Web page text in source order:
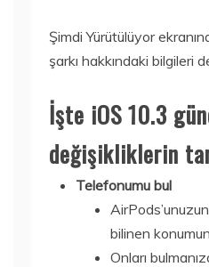
Şimdi Yürütülüyor
şarkı hakkındaki bilgileri
İşte iOS 10.3
değişikliklerin
Telefonumu bul
bilinen
Onları